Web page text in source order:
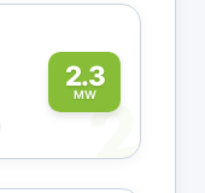
2.3
MW2